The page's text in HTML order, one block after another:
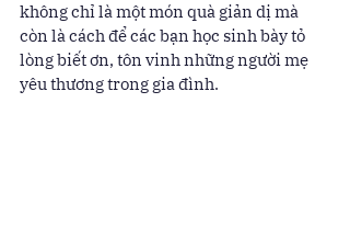
không chỉ là một món quà giản dị mà
còn là cách để các bạn học sinh bày tỏ
lòng biết ơn, tôn vinh những người mẹ
yêu thương trong gia đình.